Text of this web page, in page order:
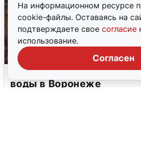
На информационном ресурсе
cookie-файлы. Оставаясь на
подтверждаете свое согласие
использование.
Согласен
Опубликована карта
воды в Воронеже